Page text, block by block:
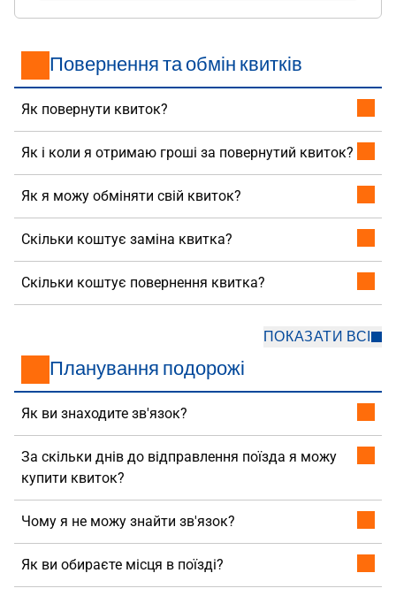
Повернення та обмін квитків
Як повернути квиток?
Як і коли я отримаю гроші за повернутий квиток?
Як я можу обміняти свій квиток?
Скільки коштує заміна квитка?
Скільки коштує повернення квитка?
ПОКАЗАТИ ВСІ
Планування подорожі
Як ви знаходите зв'язок?
За скільки днів до відправлення поїзда я можу
купити квиток?
Чому я не можу знайти зв'язок?
Як ви обираєте місця в поїзді?